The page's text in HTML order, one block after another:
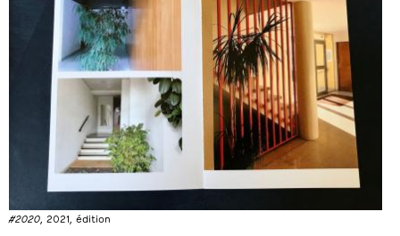
#2020, 2021, édition